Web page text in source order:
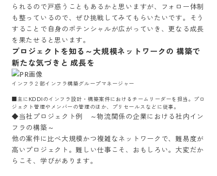
られるので戸惑うこともあるかと思いますが、フォロー体制
も整っているので、ぜひ挑戦してみてもらいたいです。そう
することで自身のポテンシャルが広がっていき、更なる成長
を果たせると思います。
プロジェクトを知る～大規模ネットワークの 構築で
新たな気づきと 成長を
インフラ２部インフラ構築グループマネージャー
■主にKDDIのインフラ設計・構築案件におけるチームリーダーを担当。プロ
ジェクト管理やメンバーの管理のほか、プリセールスなどに従事。
◆当社プロジェクト例　～物流関係の企業における社内イン
フラの構築～
他の案件に比べ大規模かつ複雑なネットワークで、難易度が
高いプロジェクト。難しい仕事こそ、おもしろい。大変だか
らこそ、学びがあります。